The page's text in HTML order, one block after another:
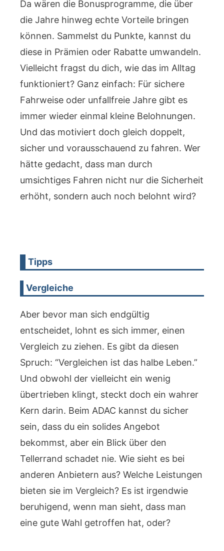
Da wären die Bonusprogramme, die über
die Jahre hinweg echte Vorteile bringen
können. Sammelst du Punkte, kannst du
diese in Prämien oder Rabatte umwandeln.
Vielleicht fragst du dich, wie das im Alltag
funktioniert? Ganz einfach: Für sichere
Fahrweise oder unfallfreie Jahre gibt es
immer wieder einmal kleine Belohnungen.
Und das motiviert doch gleich doppelt,
sicher und vorausschauend zu fahren. Wer
hätte gedacht, dass man durch
umsichtiges Fahren nicht nur die Sicherheit
erhöht, sondern auch noch belohnt wird?
Tipps
Vergleiche
Aber bevor man sich endgültig
entscheidet, lohnt es sich immer, einen
Vergleich zu ziehen. Es gibt da diesen
Spruch: “Vergleichen ist das halbe Leben.”
Und obwohl der vielleicht ein wenig
übertrieben klingt, steckt doch ein wahrer
Kern darin. Beim ADAC kannst du sicher
sein, dass du ein solides Angebot
bekommst, aber ein Blick über den
Tellerrand schadet nie. Wie sieht es bei
anderen Anbietern aus? Welche Leistungen
bieten sie im Vergleich? Es ist irgendwie
beruhigend, wenn man sieht, dass man
eine gute Wahl getroffen hat, oder?